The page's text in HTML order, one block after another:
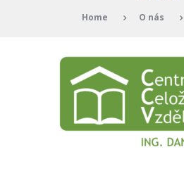
Home O nás